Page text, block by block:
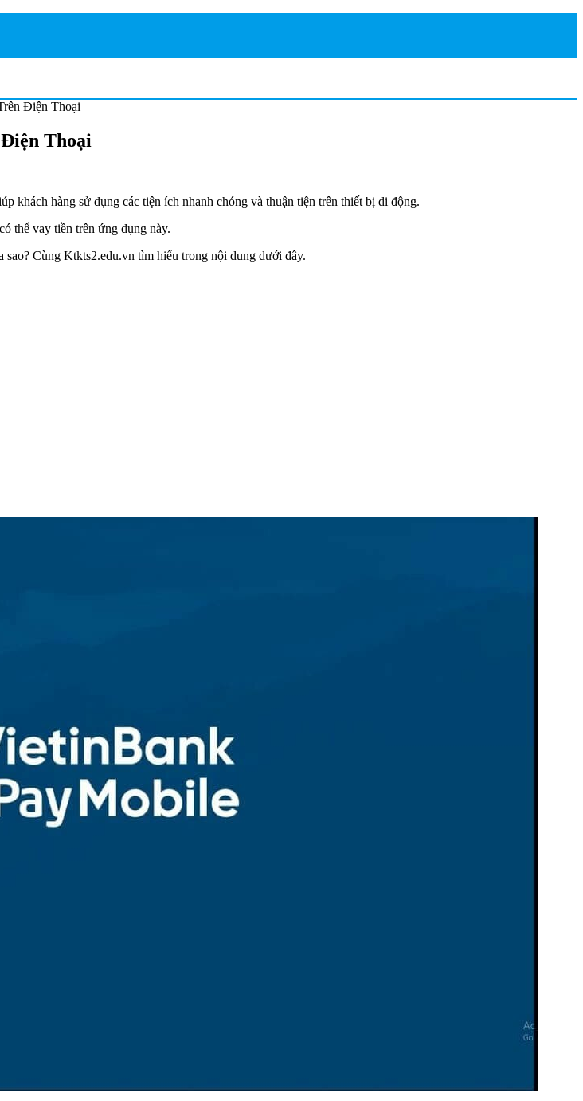
Điện Thoại
Thoại
khách hàng sử dụng các tiện ích nhanh chóng và thuận tiện trên thiết bị di động.
thể vay tiền trên ứng dụng này.
Cùng Ktkts2.edu.vn tìm hiểu trong nội dung dưới đây.